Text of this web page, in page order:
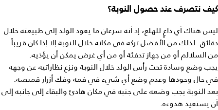
كيف نتصرف عند حصول النوبة؟
ليس هناك أي داعٍ للهلع، إذ أنه سرعان ما يعود الولد إلى طبيعته خلال
دقائق. لذلك من الأفضل تركه في مكانه خلال النوبة إلا إذا كان قريباً
من السلالم أو من جهاز تدفئة أو من أي غرض يمكن أن يؤذيه.
يجب وضع وسادة تحت رأس الولد خلال النوبة ونزع نظاراتيه عن وجهه
في حال وجودها وعدم وضع أي شيء في فمه وفك أزرار قميصه.
بعد النوبة يجب وضعه على جنبه في مكان هادئ والبقاء إلى جانبه إلى
أن يستعيد هدوءه.